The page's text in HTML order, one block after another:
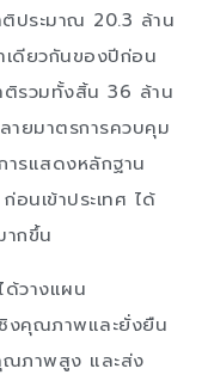
ติประมาณ 20.3 ล้าน
เดียวกันของปีก่อน
ติรวมทั้งสิ้น 36 ล้าน
ายมาตรการควบคุม
ารแสดงหลักฐาน
นเข้าประเทศ ได้
ากขึ้น
ด้วางแผน
ชิงคุณภาพและยั่งยืน
ณภาพสูง และส่ง